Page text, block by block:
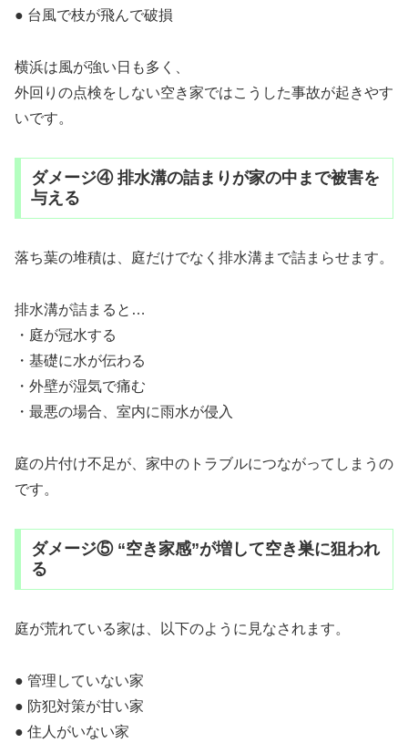
● 台風で枝が飛んで破損
横浜は風が強い日も多く、
外回りの点検をしない空き家ではこうした事故が起きやす
いです。
ダメージ④ 排水溝の詰まりが家の中まで被害を
与える
落ち葉の堆積は、庭だけでなく排水溝まで詰まらせます。
排水溝が詰まると…
・庭が冠水する
・基礎に水が伝わる
・外壁が湿気で痛む
・最悪の場合、室内に雨水が侵入
庭の片付け不足が、家中のトラブルにつながってしまうの
です。
ダメージ⑤ “空き家感”が増して空き巣に狙われ
る
庭が荒れている家は、以下のように見なされます。
● 管理していない家
● 防犯対策が甘い家
● 住人がいない家